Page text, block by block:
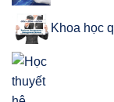
Khoa học